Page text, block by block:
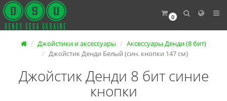
0
Джойстики и аксессуары
Аксессуары Денди (8 бит)
Джойстик Денди Белый (син. кнопки 147 см)
Джойстик Денди 8 бит синие
кнопки